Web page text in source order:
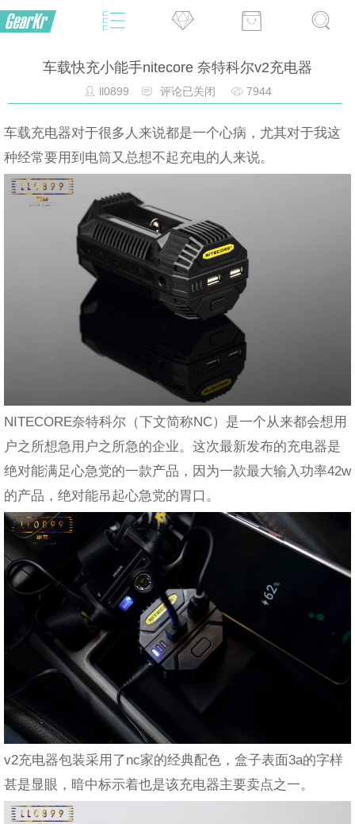
车载快充小能手nitecore 奈特科尔v2充电器
ll0899 评论已关闭 7944
车载充电器对于很多人来说都是一个心病，尤其对于我这
种经常要用到电筒又总想不起充电的人来说。
NITECORE奈特科尔（下文简称NC）是一个从来都会想用
户之所想急用户之所急的企业。这次最新发布的充电器是
绝对能满足心急党的一款产品，因为一款最大输入功率42w
的产品，绝对能吊起心急党的胃口。
v2充电器包装采用了nc家的经典配色，盒子表面3a的字样
甚是显眼，暗中标示着也是该充电器主要卖点之一。